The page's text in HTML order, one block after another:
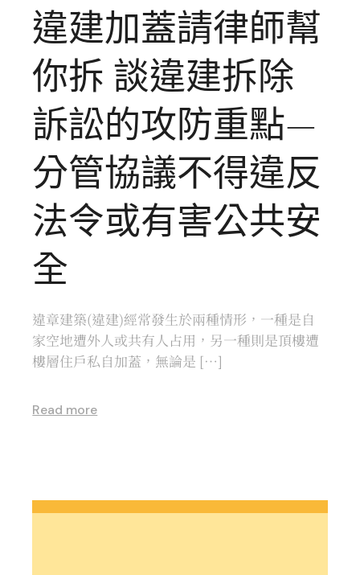
違建加蓋請律師幫
你拆 談違建拆除
訴訟的攻防重點—
分管協議不得違反
法令或有害公共安
全
違章建築(違建)經常發生於兩種情形，一種是自
家空地遭外人或共有人占用，另一種則是頂樓遭
樓層住戶私自加蓋，無論是 […]
Read more